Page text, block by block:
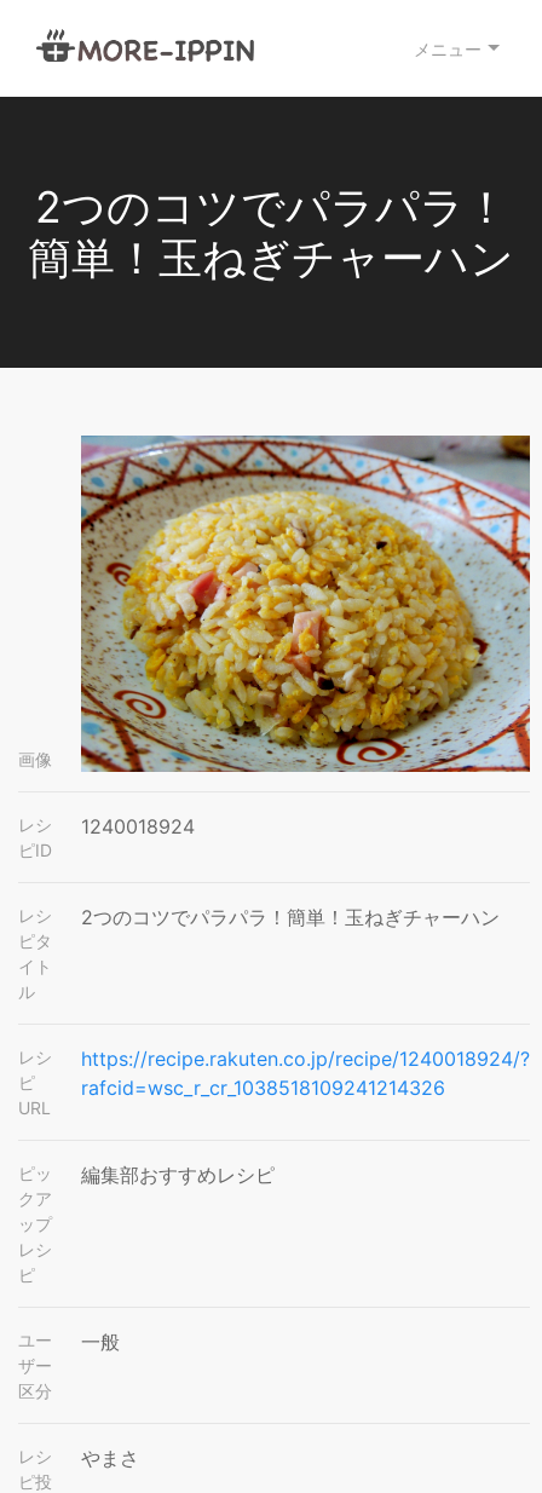
メニュー
2つのコツでパラパラ！
簡単！玉ねぎチャーハン
画像
レシ
ピID
1240018924
レシ
ピタ
イト
ル
2つのコツでパラパラ！簡単！玉ねぎチャーハン
レシ
ピ
URL
https://recipe.rakuten.co.jp/recipe/1240018924/?
rafcid=wsc_r_cr_1038518109241214326
ピッ
クア
ップ
レシ
ピ
編集部おすすめレシピ
ユー
ザー
区分
一般
レシ
ピ投
やまさ